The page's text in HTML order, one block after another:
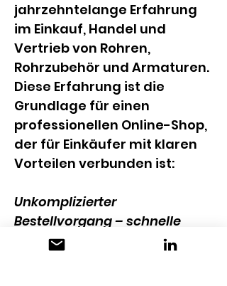
jahrzehntelange Erfahrung
im Einkauf, Handel und
Vertrieb von Rohren,
Rohrzubehör und Armaturen.
Diese Erfahrung ist die
Grundlage für einen
professionellen Online-Shop,
der für Einkäufer mit klaren
Vorteilen verbunden ist:
Unkomplizierter
Bestellvorgang – schnelle
Lieferung – keine